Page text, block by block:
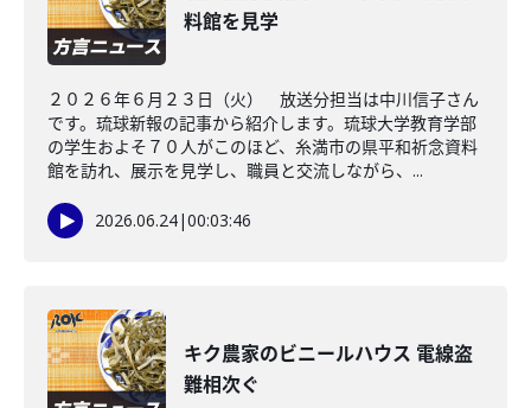
料館を見学
２０２６年６月２３日（火） 放送分担当は中川信子さん
です。琉球新報の記事から紹介します。琉球大学教育学部
の学生およそ７０人がこのほど、糸満市の県平和祈念資料
館を訪れ、展示を見学し、職員と交流しながら、...
2026.06.24|00:03:46
キク農家のビニールハウス 電線盗
難相次ぐ